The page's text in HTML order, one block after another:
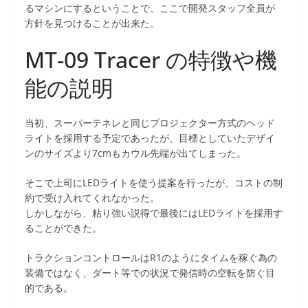
るマシンにするということで、ここで開発スタッフ全員が
方針を見つけることが出来た。
MT-09 Tracer の特徴や機
能の説明
当初、スーパーテネレと同じプロジェクター方式のヘッド
ライトを採用する予定であったが、目標としていたデザイ
ンのサイズより7cmもカウル先端が出てしまった。
そこで上司にLEDライトを使う提案を行ったが、コストの制
約で受け入れてくれなかった。
しかしながら、粘り強い説得で最後にはLEDライトを採用す
ることができた。
トラクションコントロールはR1のようにタイムを稼ぐ為の
装備ではなく、ダート等での状況で発信時の空転を防ぐ目
的である。